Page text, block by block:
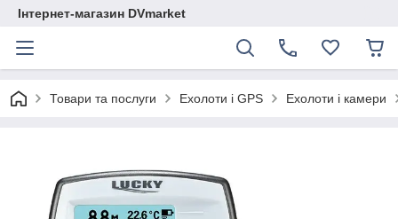
Інтернет-магазин DVmarket
Товари та послуги Ехолоти і GPS Ехолоти і камери